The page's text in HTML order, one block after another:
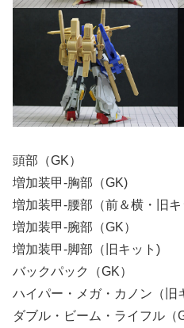
頭部（GK）
増加装甲-胸部（GK)
増加装甲-腰部（前＆横・旧キ
増加装甲-腕部（GK）
増加装甲-脚部（旧キット)
バックパック（GK）
ハイパー・メガ・カノン（旧
ダブル・ビーム・ライフル（